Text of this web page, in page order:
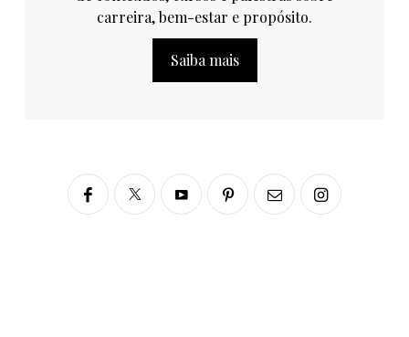
carreira, bem-estar e propósito.
Saiba mais